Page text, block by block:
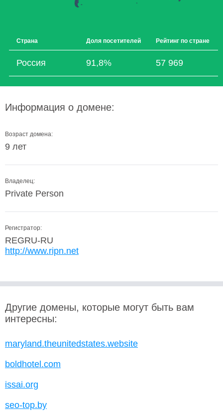
Страна Доля посетителей Рейтинг по стране
Россия 91,8% 57 969
Информация о домене:
Возраст домена:
9 лет
Владелец:
Private Person
Регистратор:
REGRU-RU
http://www.ripn.net
Другие домены, которые могут быть вам
интересны:
maryland.theunitedstates.website
boldhotel.com
issai.org
seo-top.by